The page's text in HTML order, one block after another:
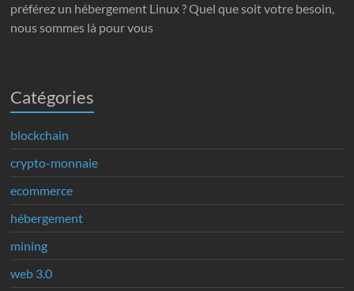
préférez un hébergement Linux ? Quel que soit votre besoin,
nous sommes là pour vous
Catégories
blockchain
crypto-monnaie
ecommerce
hébergement
mining
web 3.0